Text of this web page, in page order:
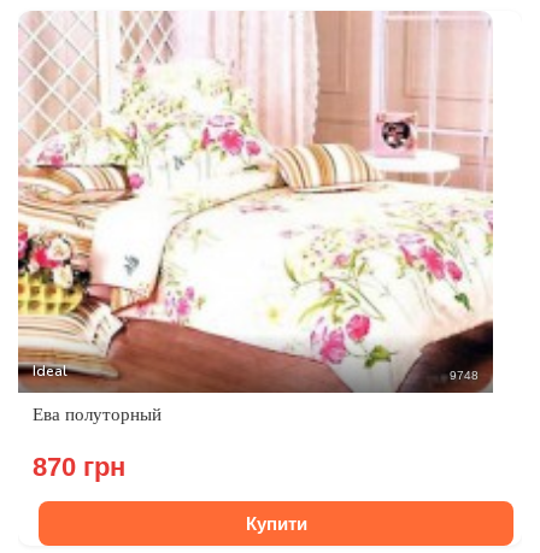
Ideal 9748
Ева полуторный
870 грн
Купити